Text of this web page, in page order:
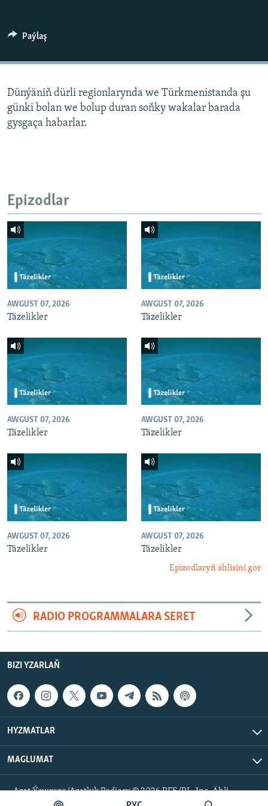
Paýlaş
Dünýäniň dürli regionlarynda we Türkmenistanda şu
günki bolan we bolup duran soňky wakalar barada
gysgaça habarlar.
Epizodlar
AWGUST 07, 2026
Täzelikler
AWGUST 07, 2026
Täzelikler
AWGUST 07, 2026
Täzelikler
AWGUST 07, 2026
Täzelikler
AWGUST 07, 2026
Täzelikler
AWGUST 07, 2026
Täzelikler
Epizodlaryň ählisini gör
RADIO PROGRAMMALARA SERET
BIZI YZARLAŇ
HYZMATLAR
MAGLUMAT
Azat Ýewropa/Azatlyk Radiosy © 2026 RFE/RL, Inc. Ähli
hukuklar goralan.